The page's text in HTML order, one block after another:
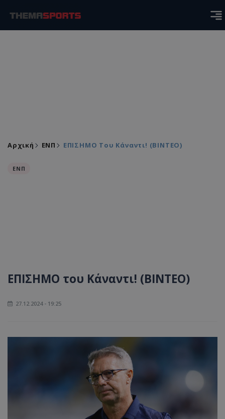
Αρχική ΕΝΠ ΕΠΙΣΗΜΟ Του Κάναντι! (ΒΙΝΤΕΟ)
ΕΝΠ
ΕΠΙΣΗΜΟ του Κάναντι! (ΒΙΝΤΕΟ)
27.12.2024 - 19:25